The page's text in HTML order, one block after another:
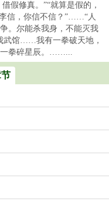
假修真。”“就算是假的，
信，你信不信？”……“人
。尔能杀我身，不能灭我
武馆……我有一拳破天地，
一拳碎星辰。……...